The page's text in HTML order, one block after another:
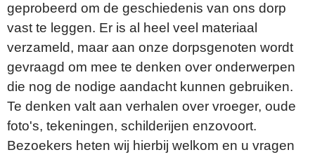
geprobeerd om de geschiedenis van ons dorp
vast te leggen. Er is al heel veel materiaal
verzameld, maar aan onze dorpsgenoten wordt
gevraagd om mee te denken over onderwerpen
die nog de nodige aandacht kunnen gebruiken.
Te denken valt aan verhalen over vroeger, oude
foto's, tekeningen, schilderijen enzovoort.
Bezoekers heten wij hierbij welkom en u vragen